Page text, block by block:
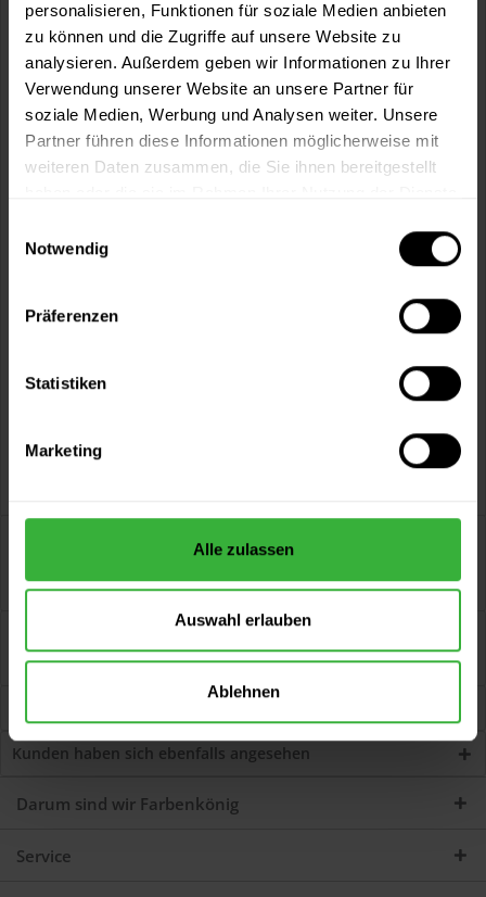
personalisieren, Funktionen für soziale Medien anbieten
zu können und die Zugriffe auf unsere Website zu
analysieren. Außerdem geben wir Informationen zu Ihrer
Verwendung unserer Website an unsere Partner für
soziale Medien, Werbung und Analysen weiter. Unsere
Partner führen diese Informationen möglicherweise mit
weiteren Daten zusammen, die Sie ihnen bereitgestellt
Notwendig
Präferenzen
Statistiken
Marketing
Alle zulassen
Auswahl erlauben
Ablehnen
Merken Fragen zum Artikel?
Artikel-Nr.: STA0004
Sie möchten eine größere Menge kaufen
und wünschen ein Angebot?
Kostenloser Versand ab 60 EUR
Persönliche Beratung unter
synthetischen Mischung für die Verarbeitung...mehr
Jetzt Bewertungen zum Artikel lesen...mehr
Kunden haben sich ebenfalls angesehen
Darum sind wir Farbenkönig
Service